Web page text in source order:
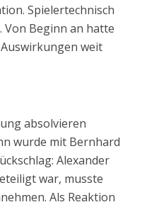
Spielertechnisch
Von Beginn an hatte
weit
absolvieren
wurde mit Bernhard
Alexander
war, musste
Als Reaktion